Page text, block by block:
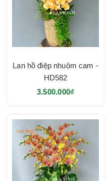
Lan hồ điệp nhuộm cam -
HD582
3.500.000₫